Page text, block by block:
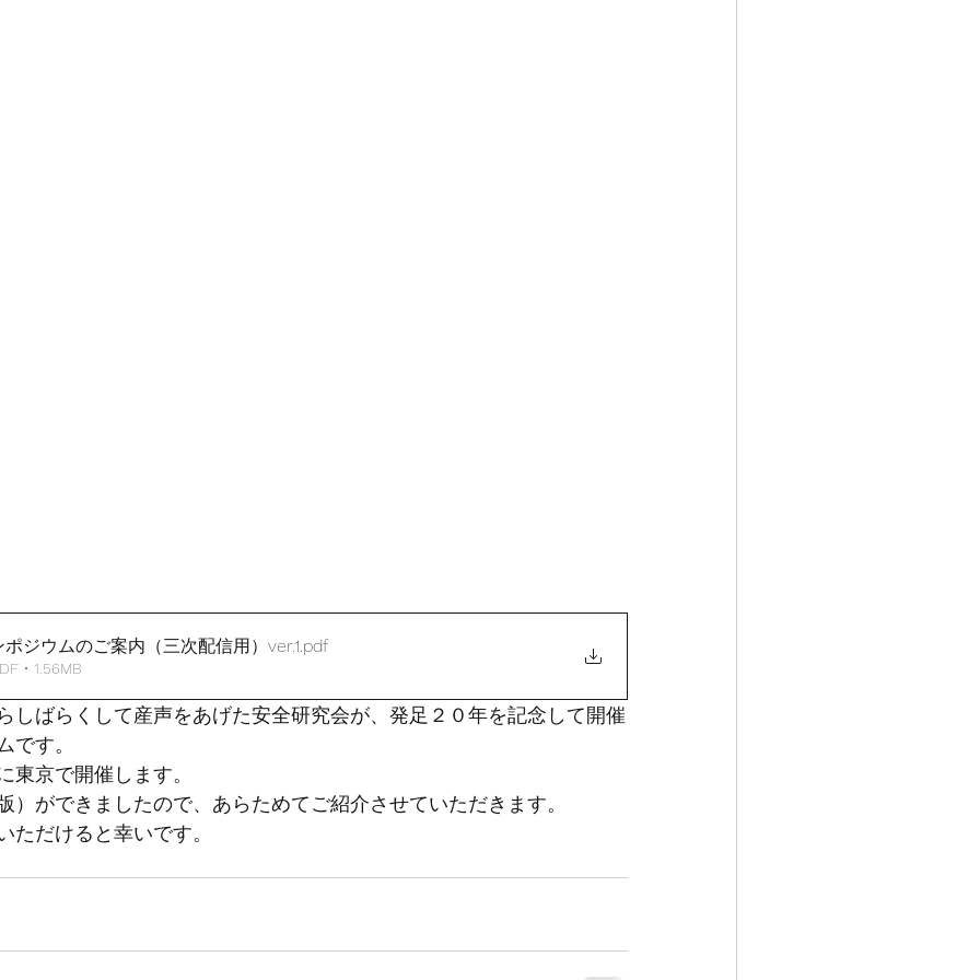
ジウムのご案内（三次配信用）ver.1.pdf
• 1.56MB
しばらくして産声をあげた安全研究会が、発足２０年を記念して開催
です。
東京で開催します。
）ができましたので、あらためてご紹介させていただきます。
ただけると幸いです。